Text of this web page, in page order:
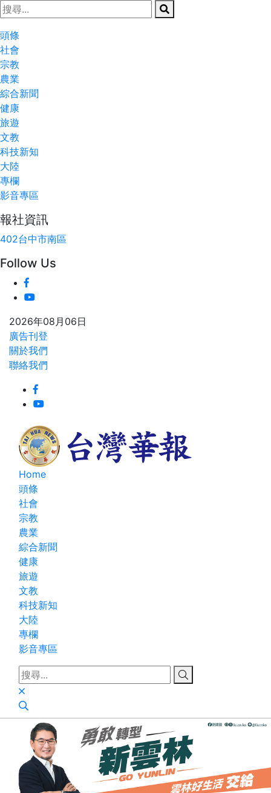
頭條
社會
宗教
農業
綜合新聞
健康
旅遊
文教
科技新知
大陸
專欄
影音專區
報社資訊
402台中市南區
Follow Us
2026年08月06日
廣告刊登
關於我們
聯絡我們
Home
頭條
社會
宗教
農業
綜合新聞
健康
旅遊
文教
科技新知
大陸
專欄
影音專區